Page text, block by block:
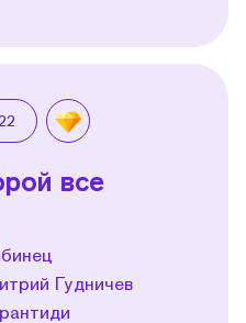
все
Гудничев